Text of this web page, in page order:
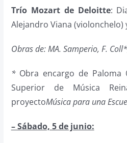
Trío Mozart de Deloitte:
Alejandro Viana (violonchelo)
Obras de: MA. Samperio, F.
* Obra encargo de Paloma
Superior de Música
proyectoMúsica para una
– Sábado, 5 de junio: